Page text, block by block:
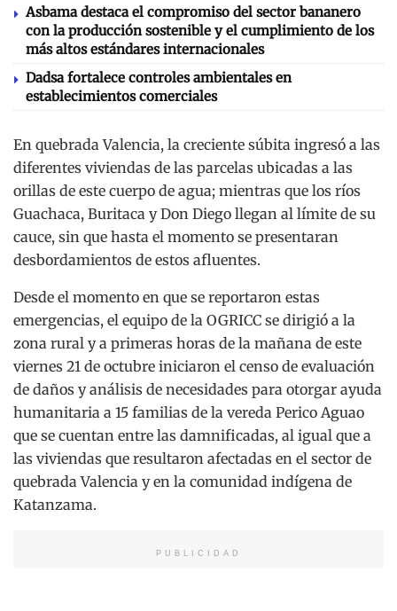
Asbama destaca el compromiso del sector bananero
con la producción sostenible y el cumplimiento de los
más altos estándares internacionales
Dadsa fortalece controles ambientales en
establecimientos comerciales
En quebrada Valencia, la creciente súbita ingresó a las
diferentes viviendas de las parcelas ubicadas a las
orillas de este cuerpo de agua; mientras que los ríos
Guachaca, Buritaca y Don Diego llegan al límite de su
cauce, sin que hasta el momento se presentaran
desbordamientos de estos afluentes.
Desde el momento en que se reportaron estas
emergencias, el equipo de la OGRICC se dirigió a la
zona rural y a primeras horas de la mañana de este
viernes 21 de octubre iniciaron el censo de evaluación
de daños y análisis de necesidades para otorgar ayuda
humanitaria a 15 familias de la vereda Perico Aguao
que se cuentan entre las damnificadas, al igual que a
las viviendas que resultaron afectadas en el sector de
quebrada Valencia y en la comunidad indígena de
Katanzama.
PUBLICIDAD